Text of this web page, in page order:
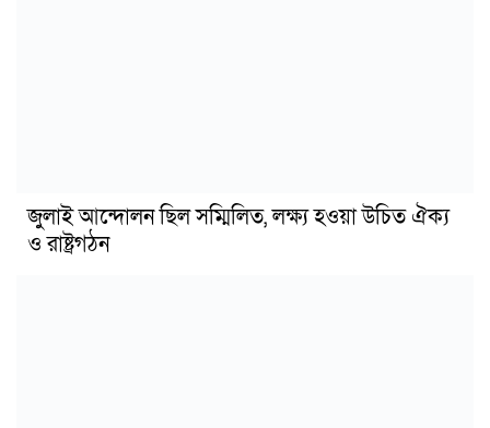
জুলাই আন্দোলন ছিল সম্মিলিত, লক্ষ্য হওয়া উচিত ঐক্য
ও রাষ্ট্রগঠন